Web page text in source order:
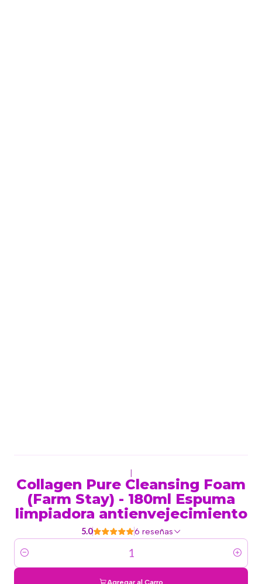
Collagen Pure Cleansing Foam
(Farm Stay) - 180ml Espuma
limpiadora antienvejecimiento
5.0 6 reseñas
Cantidad
Agregar al Carro